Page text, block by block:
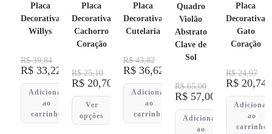
Placa
Decorativa
Willys
R$39,84
R$33,22
Adicionar
ao
carrinho
Placa
Decorativa
Cachorro
Coração
R$25,10
R$ 20,70
Ver
opções
Placa
Decorativa
Cutelaria
R$43,82
R$36,62
Adicionar
ao
carrinho
Quadro
Violão
Abstrato
Clave de
Sol
R$65,00
R$57,00
Adicionar
ao
Placa
Decorativa
Gato
Coração
R$24,97
R$ 20,74
Adicionar
ao
carrinho